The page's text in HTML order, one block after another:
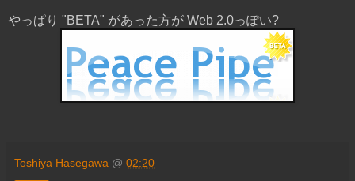
やっぱり "BETA" があった方が Web 2.0っぽい?
Toshiya Hasegawa @ 02:20